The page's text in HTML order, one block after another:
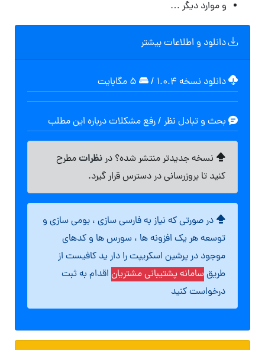
و موارد دیگر …
دانلود و اطلاعات بیشتر
دانلود نسخه ۱.۰.۴ /
بحث و تبادل نظر / رفع مشکلات درباره این مطلب
نسخه جدیدتر منتشر شده؟ درنظراتمطرح
کنید تا بروزرسانی در دسترس قرار گیرد.
در صورتی که نیاز به فارسی سازی ، بومی سازی و
توسعه هر یک افزونه ها ، سورس ها و کدهای
موجود در پرشین اسکریپت را دار ید کافیست از
طریقسامانه پشتیبانی مشتریان اقدام به ثبت
درخواست کنید